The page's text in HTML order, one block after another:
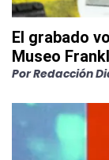
El grabado
Museo
PorRedacción